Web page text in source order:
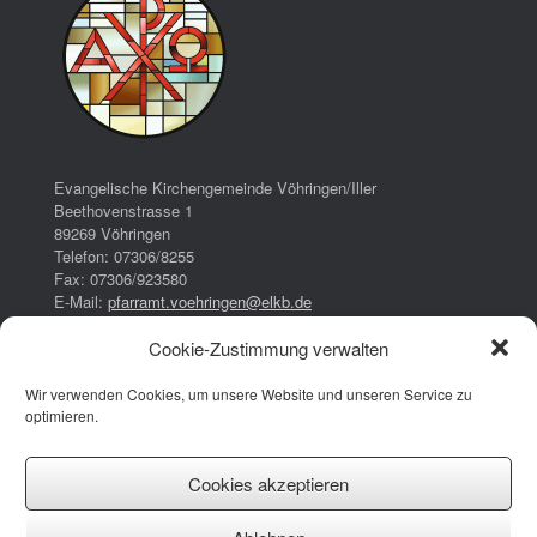
Cookie-Zustimmung verwalten
Wir verwenden Cookies, um unsere Website und unseren Service zu
optimieren.
Cookies akzeptieren
Evangelische Kirchengemeinde Vöhringen/Iller
Beethovenstrasse 1
89269 Vöhringen
Telefon: 07306/8255
Fax: 07306/923580
E-Mail: pfarramt.voehringen@elkb.de
16:00 – 17:00 Uhr
Donnerstag: